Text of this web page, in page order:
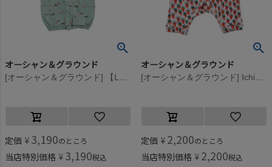
オーシャン＆グラウンド
[オーシャン＆グラウンド] 【La stella/ラステラ】ソウガラ2WAYドレス ライトグリーン(LG)
定価 ¥ 3,190のところ
当店特別価格 ¥ 3,190税込
オーシャン＆グラウンド
[オーシャン＆グラウンド] IchigoBatake長袖ロンパス ラベンダー(LV)
定価 ¥ 2,200のところ
当店特別価格 ¥ 2,200税込